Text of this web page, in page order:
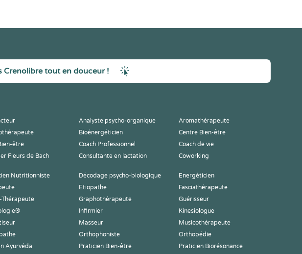
Crenolibre tout en douceur !
Analyste psycho-organique
Aromathérapeute
Bioénergéticien
Centre Bien-être
être Coach Professionnel
Coach de vie
Fleurs de Bach Consultante en lactation Coworking
Nutritionniste Décodage psycho-biologique
Energéticien
Etiopathe
Fasciathérapeute
Graphothérapeute
Guérisseur
Infirmier
Kinesiologue
Masseur
Musicothérapeute
Orthophoniste
Orthopédie
Ayurvéda Praticien Bien-être
Praticien Biorésonance